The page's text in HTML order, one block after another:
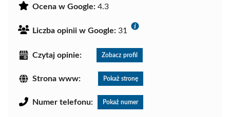
Ocena w Google: 4.3
Liczba opinii w Google: 31
Czytaj opinie: Zobacz profil
Strona www: Pokaż stronę
Numer telefonu: Pokaż numer